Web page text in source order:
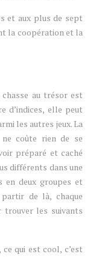
et aux plus de sept
la coopération et la
au trésor est
d’indices, elle peut
les autres jeux. La
coûte rien de se
préparé et caché
différents dans une
en deux groupes et
de là, chaque
trouver les suivants
qui est cool, c’est